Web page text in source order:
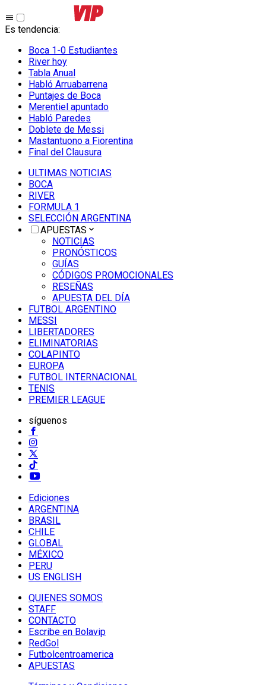
Es tendencia:
Boca 1-0 Estudiantes
River hoy
Tabla Anual
Habló Arruabarrena
Puntajes de Boca
Merentiel apuntado
Habló Paredes
Doblete de Messi
Mastantuono a Fiorentina
Final del Clausura
ULTIMAS NOTICIAS
BOCA
RIVER
FORMULA 1
SELECCIÓN ARGENTINA
APUESTAS
NOTICIAS
PRONÓSTICOS
GUÍAS
CÓDIGOS PROMOCIONALES
RESEÑAS
APUESTA DEL DÍA
FUTBOL ARGENTINO
MESSI
LIBERTADORES
ELIMINATORIAS
COLAPINTO
EUROPA
FUTBOL INTERNACIONAL
TENIS
PREMIER LEAGUE
síguenos
Ediciones
ARGENTINA
BRASIL
CHILE
GLOBAL
MÉXICO
PERU
US ENGLISH
QUIENES SOMOS
STAFF
CONTACTO
Escribe en Bolavip
RedGol
Futbolcentroamerica
APUESTAS